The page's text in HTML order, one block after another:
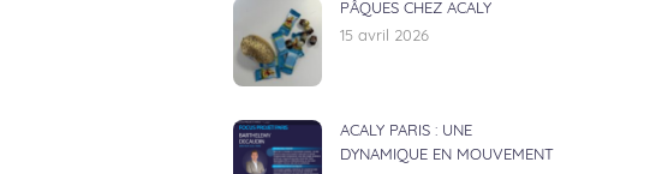
PÂQUES CHEZ ACALY
15 avril 2026
ACALY PARIS : UNE
DYNAMIQUE EN MOUVEMENT